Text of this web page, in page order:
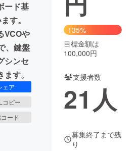
Good
CAMPFIRE Creation
と納税machi-ya コミュニティ
ード基
す。
VCOや
、鍵盤
シンセ
す。
ェア
コピー
ード
135%
目標金額は
100,000円
支援者数
21 人
募集終了まで残
り